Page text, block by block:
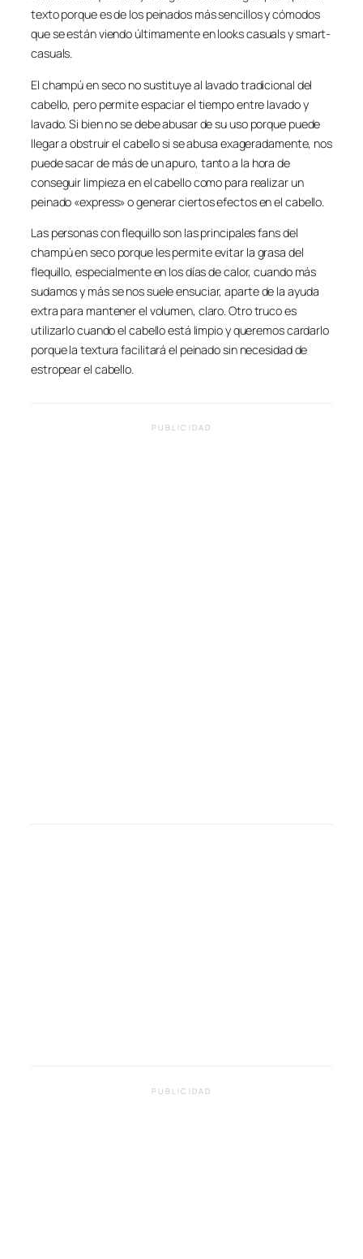
texto porque es de los peinados más sencillos y cómodos
que se están viendo últimamente en looks casuals y smart-
casuals.
El champú en seco no sustituye al lavado tradicional del
cabello, pero permite espaciar el tiempo entre lavado y
lavado. Si bien no se debe abusar de su uso porque puede
llegar a obstruir el cabello si se abusa exageradamente, nos
puede sacar de más de un apuro, tanto a la hora de
conseguir limpieza en el cabello como para realizar un
peinado «express» o generar ciertos efectos en el cabello.
Las personas con flequillo son las principales fans del
champú en seco porque les permite evitar la grasa del
flequillo, especialmente en los días de calor, cuando más
sudamos y más se nos suele ensuciar, aparte de la ayuda
extra para mantener el volumen, claro. Otro truco es
utilizarlo cuando el cabello está limpio y queremos cardarlo
porque la textura facilitará el peinado sin necesidad de
estropear el cabello.
PUBLICIDAD
PUBLICIDAD